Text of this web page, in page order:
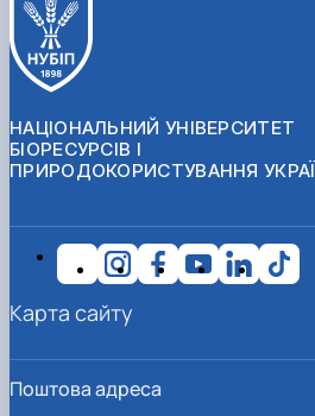
НАЦІОНАЛЬНИЙ УНІВЕРСИТЕТ
БІОРЕСУРСІВ І
ПРИРОДОКОРИСТУВАННЯ
Поштова адреса
Карта сайту